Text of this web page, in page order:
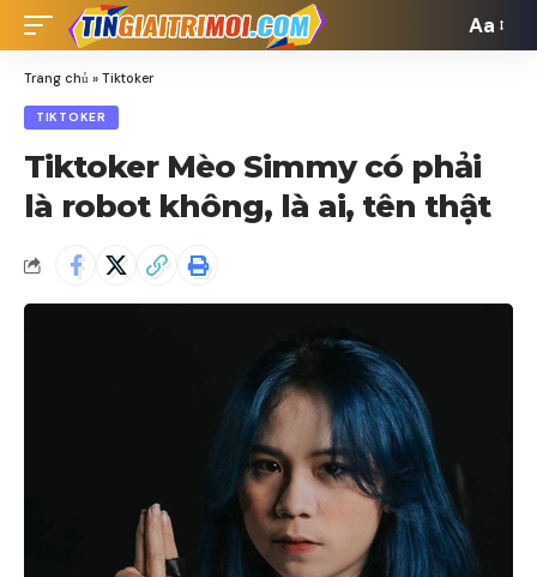
Font
Aa
Trang chủ » Tiktoker
TIKTOKER
Tiktoker Mèo Simmy có phải
là robot không, là ai, tên thật